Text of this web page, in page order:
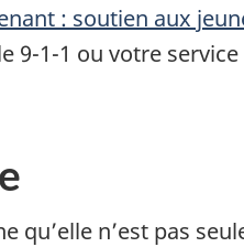
: soutien aux
9-1-1 ou votre
qu’elle n’est pas